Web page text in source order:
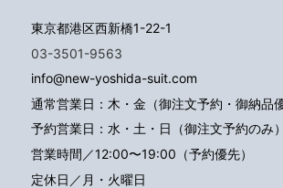
東京都港区西新橋1-22-1
03-3501-9563
info@new-yoshida-suit.com
通常営業日：木・金（御注文予約・御納品優
予約営業日：水・土・日（御注文予約のみ）
営業時間／12:00〜19:00（予約優先）
定休日／月・火曜日